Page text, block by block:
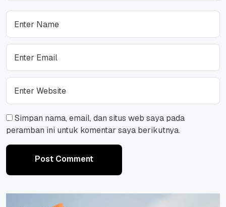
Simpan nama, email, dan situs web saya pada
peramban ini untuk komentar saya berikutnya.
Post Comment